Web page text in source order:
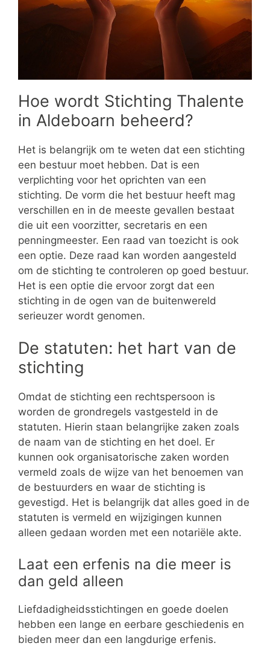
Hoe wordt Stichting Thalente
in Aldeboarn beheerd?
Het is belangrijk om te weten dat een stichting
een bestuur moet hebben. Dat is een
verplichting voor het oprichten van een
stichting. De vorm die het bestuur heeft mag
verschillen en in de meeste gevallen bestaat
die uit een voorzitter, secretaris en een
penningmeester. Een raad van toezicht is ook
een optie. Deze raad kan worden aangesteld
om de stichting te controleren op goed bestuur.
Het is een optie die ervoor zorgt dat een
stichting in de ogen van de buitenwereld
serieuzer wordt genomen.
De statuten: het hart van de
stichting
Omdat de stichting een rechtspersoon is
worden de grondregels vastgesteld in de
statuten. Hierin staan belangrijke zaken zoals
de naam van de stichting en het doel. Er
kunnen ook organisatorische zaken worden
vermeld zoals de wijze van het benoemen van
de bestuurders en waar de stichting is
gevestigd. Het is belangrijk dat alles goed in de
statuten is vermeld en wijzigingen kunnen
alleen gedaan worden met een notariële akte.
Laat een erfenis na die meer is
dan geld alleen
Liefdadigheidsstichtingen en goede doelen
hebben een lange en eerbare geschiedenis en
bieden meer dan een langdurige erfenis.